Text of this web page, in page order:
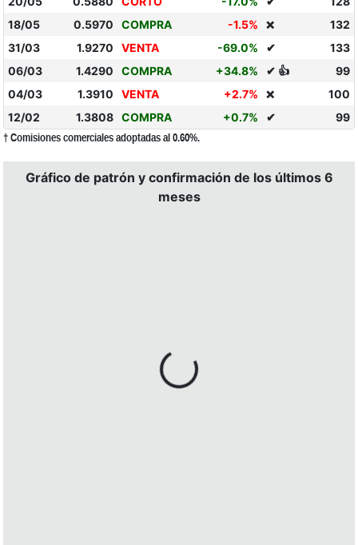
18/05
0.5970 COMPRA -1.5% ❌
132
31/03
1.9270 VENTA -69.0% ✔
133
06/03
1.4290 COMPRA +34.8% ✔ 👍
99
04/03
1.3910 VENTA +2.7% ❌
100
12/02
1.3808 COMPRA +0.7% ✔ 99
† Comisiones comerciales adoptadas al 0.60%.
Gráfico de patrón y confirmación de los últimos 6
meses